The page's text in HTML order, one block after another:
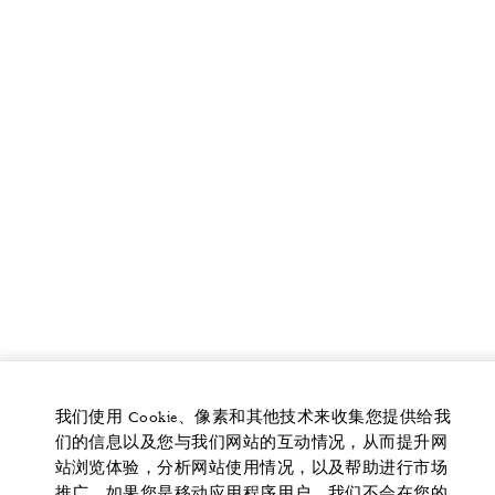
我们使用 Cookie、像素和其他技术来收集您提供给我
们的信息以及您与我们网站的互动情况，从而提升网
站浏览体验，分析网站使用情况，以及帮助进行市场